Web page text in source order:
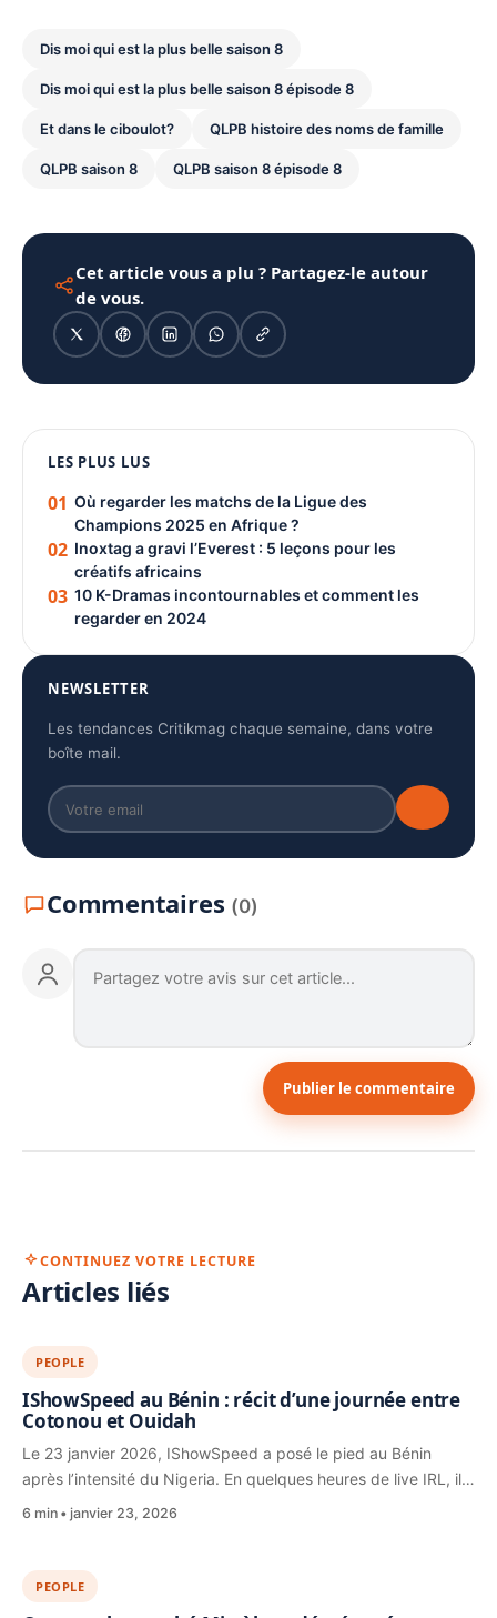
Dis moi qui est la plus belle saison 8
Dis moi qui est la plus belle saison 8 épisode 8
Et dans le ciboulot? QLPB histoire des noms de famille
QLPB saison 8 QLPB saison 8 épisode 8
Cet article vous a plu ? Partagez-le autour
de vous.
PUBLICITÉ
LES PLUS LUS
01 Où regarder les matchs de la Ligue des
Champions 2025 en Afrique ?
02 Inoxtag a gravi l’Everest : 5 leçons pour les
créatifs africains
03 10 K-Dramas incontournables et comment les
regarder en 2024
NEWSLETTER
Les tendances Critikmag chaque semaine, dans votre
boîte mail.
Commentaires (0)
Publier le commentaire
CONTINUEZ VOTRE LECTURE
Articles liés
PEOPLE
IShowSpeed au Bénin : récit d’une journée entre
Cotonou et Ouidah
Le 23 janvier 2026, IShowSpeed a posé le pied au Bénin
après l’intensité du Nigeria. En quelques heures de live IRL, il…
6 min janvier 23, 2026
PEOPLE